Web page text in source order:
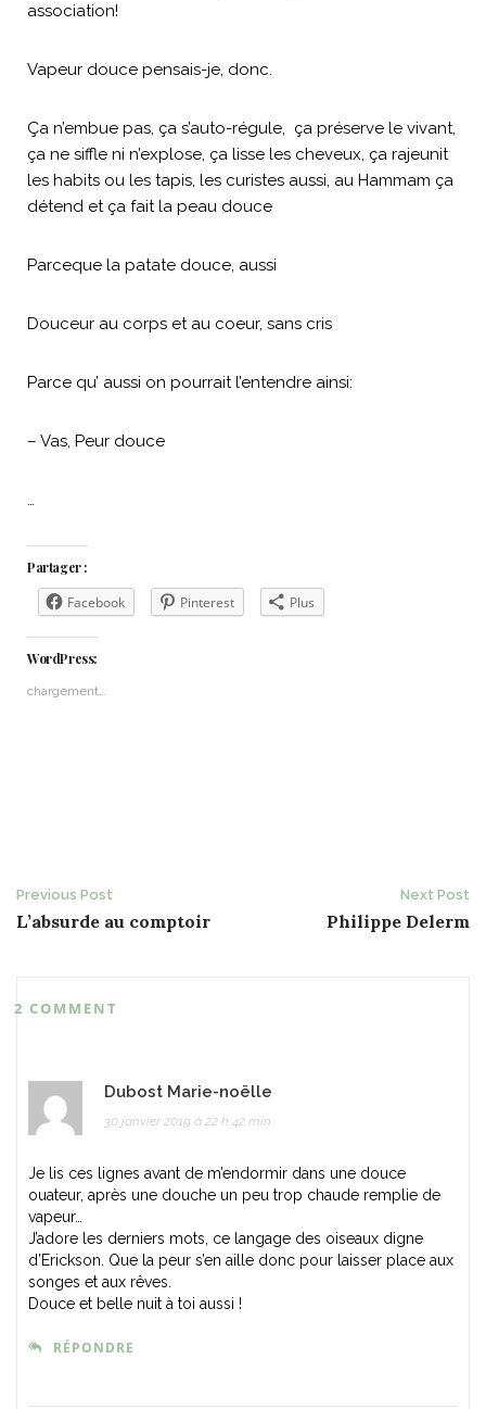
association!
Vapeur douce pensais-je, donc.
Ça n’embue pas, ça s’auto-régule, ça préserve le vivant,
ça ne siffle ni n’explose, ça lisse les cheveux, ça rajeunit
les habits ou les tapis, les curistes aussi, au Hammam ça
détend et ça fait la peau douce
Parceque la patate douce, aussi
Douceur au corps et au coeur, sans cris
Parce qu’ aussi on pourrait l’entendre ainsi:
– Vas, Peur douce
…
Partager :
Facebook Pinterest Plus
WordPress:
chargement…
Post
navigation
Previous Post
L’absurde au comptoir
Next Post
Philippe Delerm
2 COMMENT
Dubost Marie-noëlle
30 janvier 2019 à 22 h 42 min
Je lis ces lignes avant de m’endormir dans une douce
ouateur, après une douche un peu trop chaude remplie de
vapeur…
J’adore les derniers mots, ce langage des oiseaux digne
d’Erickson. Que la peur s’en aille donc pour laisser place aux
songes et aux rêves.
Douce et belle nuit à toi aussi !
RÉPONDRE